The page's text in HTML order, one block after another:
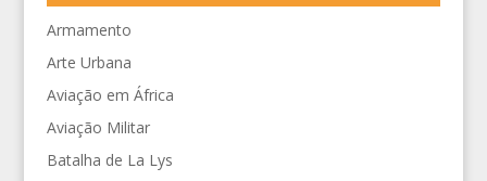
Armamento
Arte Urbana
Aviação em África
Aviação Militar
Batalha de La Lys